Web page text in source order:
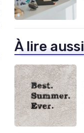
À lire aussi